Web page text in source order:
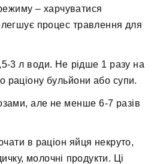
– харчуватися
процес травлення для
3 л води. Не рідше 1 разу на
раціону бульйони або супи.
але не менше 6-7 разів
в раціон яйця некруто,
молочні продукти. Ці